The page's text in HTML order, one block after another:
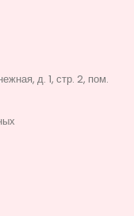
д. 1, стр. 2, пом.